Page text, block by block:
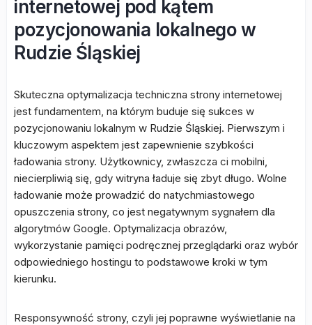
internetowej pod kątem
pozycjonowania lokalnego w
Rudzie Śląskiej
Skuteczna optymalizacja techniczna strony internetowej
jest fundamentem, na którym buduje się sukces w
pozycjonowaniu lokalnym w Rudzie Śląskiej. Pierwszym i
kluczowym aspektem jest zapewnienie szybkości
ładowania strony. Użytkownicy, zwłaszcza ci mobilni,
niecierpliwią się, gdy witryna ładuje się zbyt długo. Wolne
ładowanie może prowadzić do natychmiastowego
opuszczenia strony, co jest negatywnym sygnałem dla
algorytmów Google. Optymalizacja obrazów,
wykorzystanie pamięci podręcznej przeglądarki oraz wybór
odpowiedniego hostingu to podstawowe kroki w tym
kierunku.
Responsywność strony, czyli jej poprawne wyświetlanie na